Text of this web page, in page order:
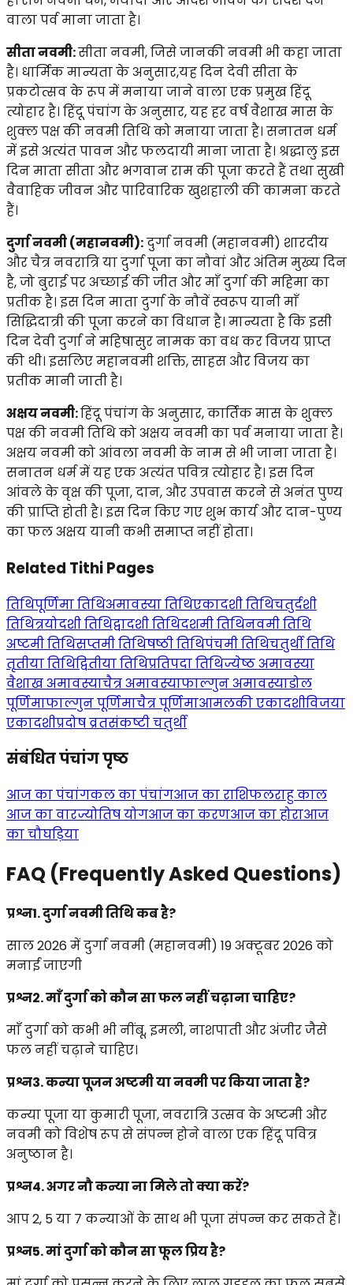
वाला पर्व माना जाता है।
सीता नवमी:सीता नवमी, जिसे जानकी नवमी भी कहा जाता
है। धार्मिक मान्यता के अनुसार,यह दिन देवी सीता के
प्रकटोत्सव के रूप में मनाया जाने वाला एक प्रमुख हिंदू
त्योहार है। हिंदू पंचांग के अनुसार, यह हर वर्ष वैशाख मास के
शुक्ल पक्ष की नवमी तिथि को मनाया जाता है। सनातन धर्म
में इसे अत्यंत पावन और फलदायी माना जाता है। श्रद्धालु इस
दिन माता सीता और भगवान राम की पूजा करते हैं तथा सुखी
वैवाहिक जीवन और पारिवारिक खुशहाली की कामना करते
हैं।
दुर्गा नवमी (महानवमी):दुर्गा नवमी (महानवमी) शारदीय
और चैत्र नवरात्रि या दुर्गा पूजा का नौवां और अंतिम मुख्य दिन
है, जो बुराई पर अच्छाई की जीत और माँ दुर्गा की महिमा का
प्रतीक है। इस दिन माता दुर्गा के नौवें स्वरूप यानी माँ
सिद्धिदात्री की पूजा करने का विधान है। मान्यता है कि इसी
दिन देवी दुर्गा ने महिषासुर नामक का वध कर विजय प्राप्त
की थी। इसलिए महानवमी शक्ति, साहस और विजय का
प्रतीक मानी जाती है।
अक्षय नवमी:हिंदू पंचांग के अनुसार, कार्तिक मास के शुक्ल
पक्ष की नवमी तिथि को अक्षय नवमी का पर्व मनाया जाता है।
अक्षय नवमी को आंवला नवमी के नाम से भी जाना जाता है।
सनातन धर्म में यह एक अत्यंत पवित्र त्योहार है। इस दिन
आंवले के वृक्ष की पूजा, दान, और उपवास करने से अनंत पुण्य
की प्राप्ति होती है। इस दिन किए गए शुभ कार्य और दान-पुण्य
का फल अक्षय यानी कभी समाप्त नहीं होता।
Related Tithi Pages
तिथिपूर्णिमा तिथिअमावस्या तिथिएकादशी तिथिचतुर्दशी
तिथित्रयोदशी तिथिद्वादशी तिथिदशमी तिथिनवमी तिथि
अष्टमी तिथिसप्तमी तिथिषष्ठी तिथिपंचमी तिथिचतुर्थी तिथि
तृतीया तिथिद्वितीया तिथिप्रतिपदा तिथिज्येष्ठ अमावस्या
वैशाख अमावस्याचैत्र अमावस्याफाल्गुन अमावस्याडोल
पूर्णिमाफाल्गुन पूर्णिमाचैत्र पूर्णिमाआमलकी एकादशीविजया
एकादशीप्रदोष व्रतसंकष्टी चतुर्थी
संबंधित पंचांग पृष्ठ
आज का पंचांगकल का पंचांगआज का राशिफलराहु काल
आज का वारज्योतिष योगआज का करणआज का होराआज
का चौघड़िया
FAQ (Frequently Asked Questions)
प्रश्न1. दुर्गा नवमी तिथि कब है?
साल 2026 में दुर्गा नवमी (महानवमी) 19 अक्टूबर 2026 को
मनाई जाएगी
प्रश्न2. माँ दुर्गा को कौन सा फल नहीं चढ़ाना चाहिए?
माँ दुर्गा को कभी भी नींबू, इमली, नाशपाती और अंजीर जैसे
फल नहीं चढ़ाने चाहिए।
प्रश्न3. कन्या पूजन अष्टमी या नवमी पर किया जाता है?
कन्या पूजा या कुमारी पूजा, नवरात्रि उत्सव के अष्टमी और
नवमी को विशेष रूप से संपन्न होने वाला एक हिंदू पवित्र
अनुष्ठान है।
प्रश्न4. अगर नौ कन्या ना मिले तो क्या करें?
आप 2, 5 या 7 कन्याओं के साथ भी पूजा संपन्न कर सकते हैं।
प्रश्न5. मां दुर्गा को कौन सा फूल प्रिय है?